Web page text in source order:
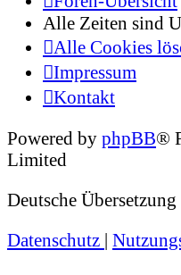
Alle Zeiten sind
Alle Cookies
Impressum
Kontakt
Powered by phpBB®
Limited
Deutsche Übersetzung
Datenschutz |